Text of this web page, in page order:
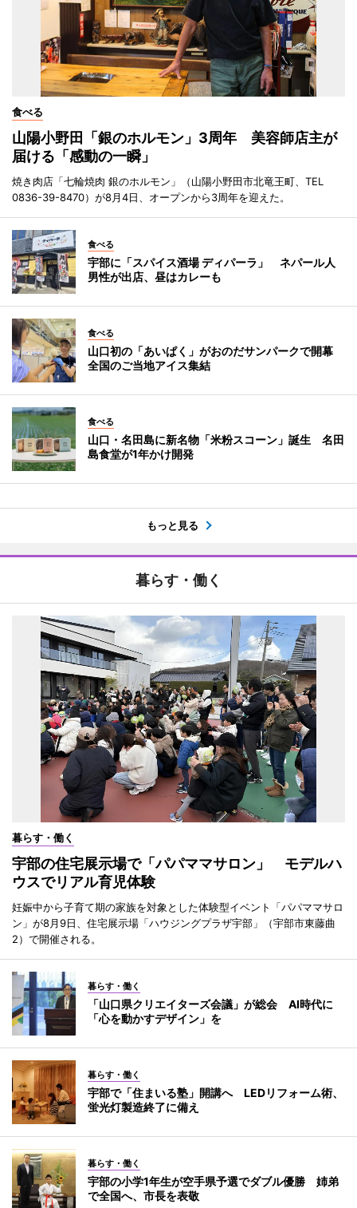
食べる
山陽小野田「銀のホルモン」3周年 美容師店主が
届ける「感動の一瞬」
焼き肉店「七輪焼肉 銀のホルモン」（山陽小野田市北竜王町、TEL
0836-39-8470）が8月4日、オープンから3周年を迎えた。
食べる
宇部に「スパイス酒場 ディパーラ」 ネパール人
男性が出店、昼はカレーも
食べる
山口初の「あいぱく」がおのだサンパークで開幕
全国のご当地アイス集結
食べる
山口・名田島に新名物「米粉スコーン」誕生 名田
島食堂が1年かけ開発
もっと見る
暮らす・働く
暮らす・働く
宇部の住宅展示場で「パパママサロン」 モデルハ
ウスでリアル育児体験
妊娠中から子育て期の家族を対象とした体験型イベント「パパママサロ
ン」が8月9日、住宅展示場「ハウジングプラザ宇部」（宇部市東藤曲
2）で開催される。
暮らす・働く
「山口県クリエイターズ会議」が総会 AI時代に
「心を動かすデザイン」を
暮らす・働く
宇部で「住まいる塾」開講へ LEDリフォーム術、
蛍光灯製造終了に備え
暮らす・働く
宇部の小学1年生が空手県予選でダブル優勝 姉弟
で全国へ、市長を表敬